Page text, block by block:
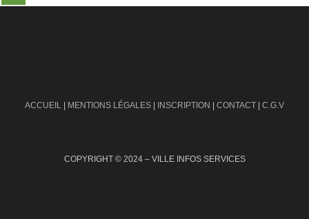
ACCUEIL | MENTIONS LÉGALES | INSCRIPTION | CONTACT | C.G.V
COPYRIGHT © 2024 – VILLE INFOS SERVICES